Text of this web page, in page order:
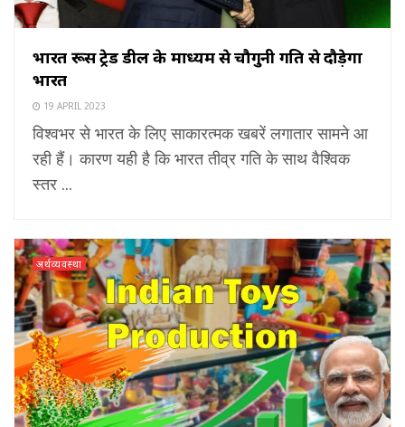
भारत रूस ट्रेड डील के माध्यम से चौगुनी गति से दौड़ेगा
भारत
19 APRIL 2023
विश्वभर से भारत के लिए साकारत्मक खबरें लगातार सामने आ
रही हैं। कारण यही है कि भारत तीव्र गति के साथ वैश्विक
स्तर ...
अर्थव्यवस्था